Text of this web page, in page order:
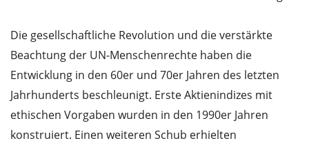
Die gesellschaftliche Revolution und die verstärkte
Beachtung der UN-Menschenrechte haben die
Entwicklung in den 60er und 70er Jahren des letzten
Jahrhunderts beschleunigt. Erste Aktienindizes mit
ethischen Vorgaben wurden in den 1990er Jahren
konstruiert. Einen weiteren Schub erhielten